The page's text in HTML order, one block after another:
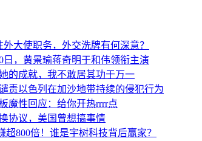
大使职务，外交洗牌有何深意？
日，黄景瑜蒋奇明于和伟领衔主演
的成就，我不敢居其功于万一
责以色列在加沙地带持续的侵犯行为
魔性回应：给你开热rrrr点
协议，美国曾想搞事情
超800倍！谁是宇树科技背后赢家？